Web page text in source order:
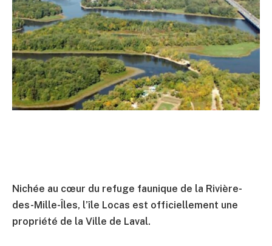
Nichée au cœur du refuge faunique de la Rivière-
des-Mille-Îles, l’île Locas est officiellement une
propriété de la Ville de Laval.